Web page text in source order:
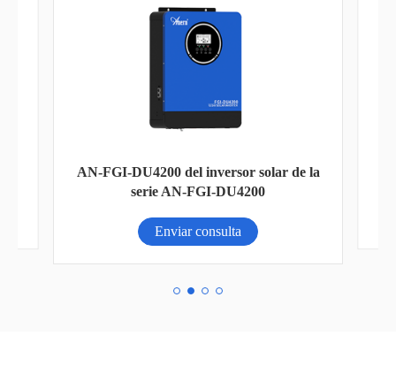
AN-FGI-DU4200 del inversor solar de la
serie AN-FGI-DU4200
Enviar consulta